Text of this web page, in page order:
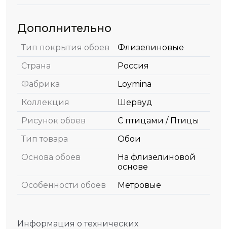
Дополнительно
Тип покрытия обоев
Флизелиновые
Страна
Россия
Фабрика
Loymina
Коллекция
Шервуд
Рисунок обоев
С птицами / Птицы
Тип товара
Обои
Основа обоев
На флизелиновой
основе
Особенности обоев
Метровые
Информация о технических